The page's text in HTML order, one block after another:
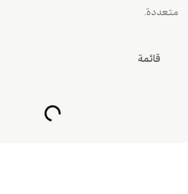
متعددة.
قائمة